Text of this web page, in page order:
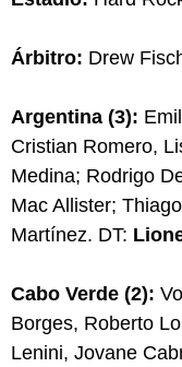
Árbitro: Drew
Argentina (3):
Cristian Romero,
Medina; Rodrigo
Mac Allister;
Martínez. DT:
Cabo Verde (2):
Borges, Roberto
Lenini, Jovane